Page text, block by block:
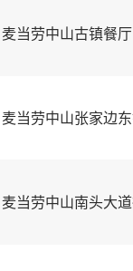
麦当劳中山古镇餐厅
麦当劳中山张家边
麦当劳中山南头大